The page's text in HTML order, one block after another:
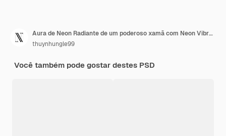
Aura de Neon Radiante de um poderoso xamã com Neon Vibrant Gre PNG Designs de Arte de Linha de Neon Criativos
thuynhungle99
Você também pode gostar destes PSD